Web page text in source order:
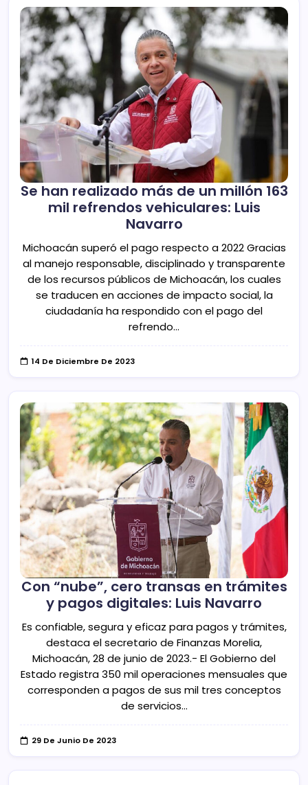
Se han realizado más de un millón 163
mil refrendos vehiculares: Luis
Navarro
Michoacán superó el pago respecto a 2022 Gracias
al manejo responsable, disciplinado y transparente
de los recursos públicos de Michoacán, los cuales
se traducen en acciones de impacto social, la
ciudadanía ha respondido con el pago del
refrendo…
14 De Diciembre De 2023
Con “nube”, cero transas en trámites
y pagos digitales: Luis Navarro
Es confiable, segura y eficaz para pagos y trámites,
destaca el secretario de Finanzas Morelia,
Michoacán, 28 de junio de 2023.- El Gobierno del
Estado registra 350 mil operaciones mensuales que
corresponden a pagos de sus mil tres conceptos
de servicios…
29 De Junio De 2023